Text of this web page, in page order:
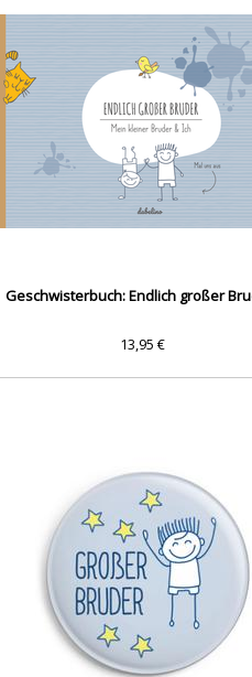
Geschwisterbuch: Endlich großer
13,95 €